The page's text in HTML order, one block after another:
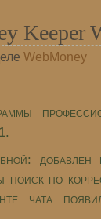
Keeper
WebMoney
поиск по
чата